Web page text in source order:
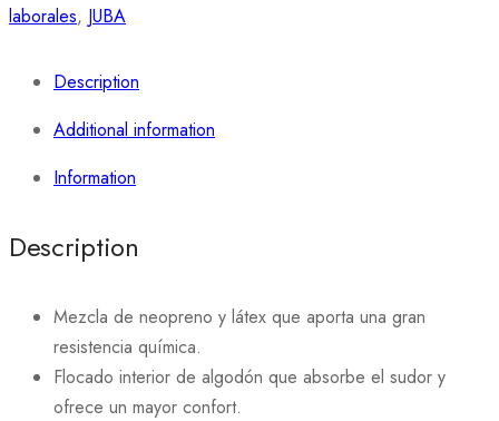
laborales, JUBA
Description
Additional information
Information
Description
Mezcla de neopreno y látex que aporta una gran
resistencia química.
Flocado interior de algodón que absorbe el sudor y
ofrece un mayor confort.